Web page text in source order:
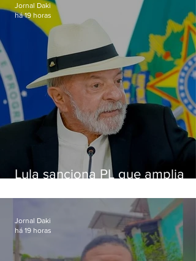
Lula sanciona PL que amplia
crianças
Jornal Daki
há 19 horas
Jornal Daki
há 19 horas